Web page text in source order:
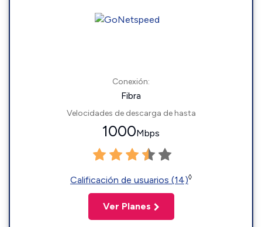
Conexión:
Fibra
Velocidades de descarga de hasta
1000Mbps
Calificación de usuarios (14)◊
Ver Planes